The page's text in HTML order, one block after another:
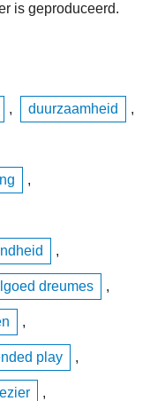
is geproduceerd.
, duurzaamheid ,
,
,
dreumes ,
,
play ,
,